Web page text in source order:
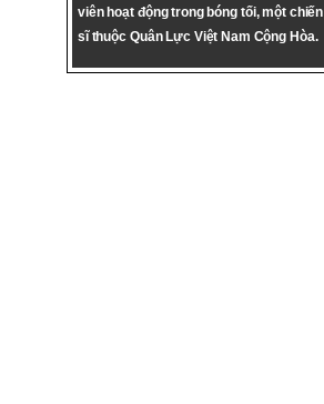
viên hoạt động trong bóng tối, một chiến
sĩ thuộc Quân Lực Việt Nam Cộng Hòa.